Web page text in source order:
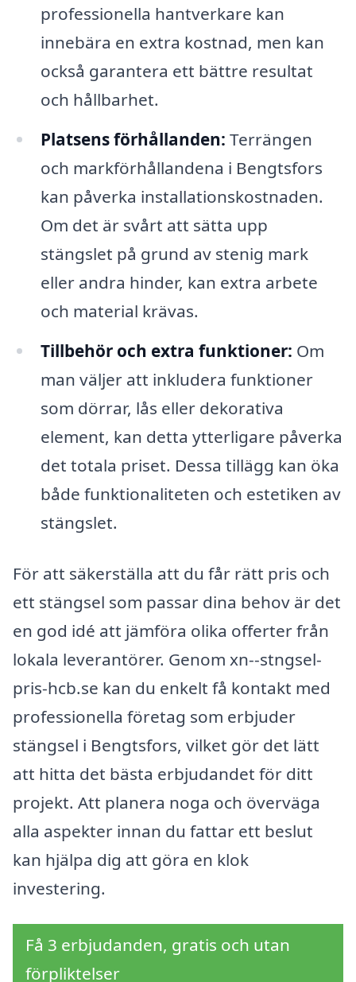
professionella hantverkare kan
innebära en extra kostnad, men kan
också garantera ett bättre resultat
och hållbarhet.
Platsens förhållanden: Terrängen
och markförhållandena i Bengtsfors
kan påverka installationskostnaden.
Om det är svårt att sätta upp
stängslet på grund av stenig mark
eller andra hinder, kan extra arbete
och material krävas.
Tillbehör och extra funktioner: Om
man väljer att inkludera funktioner
som dörrar, lås eller dekorativa
element, kan detta ytterligare påverka
det totala priset. Dessa tillägg kan öka
både funktionaliteten och estetiken av
stängslet.
För att säkerställa att du får rätt pris och
ett stängsel som passar dina behov är det
en god idé att jämföra olika offerter från
lokala leverantörer. Genom xn--stngsel-
pris-hcb.se kan du enkelt få kontakt med
professionella företag som erbjuder
stängsel i Bengtsfors, vilket gör det lätt
att hitta det bästa erbjudandet för ditt
projekt. Att planera noga och överväga
alla aspekter innan du fattar ett beslut
kan hjälpa dig att göra en klok
investering.
Få 3 erbjudanden, gratis och utan
förpliktelser